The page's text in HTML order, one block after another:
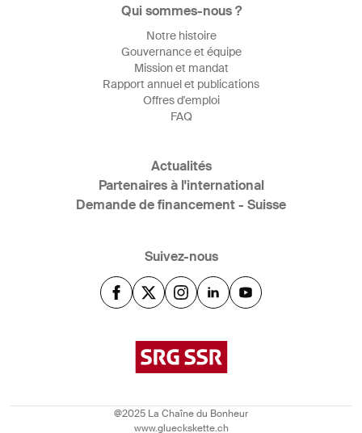
Qui sommes-nous ?
Notre histoire
Gouvernance et équipe
Mission et mandat
Rapport annuel et publications
Offres d'emploi
FAQ
Actualités
Partenaires à l'international
Demande de financement - Suisse
Suivez-nous
@2025 La Chaîne du Bonheur
www.glueckskette.ch